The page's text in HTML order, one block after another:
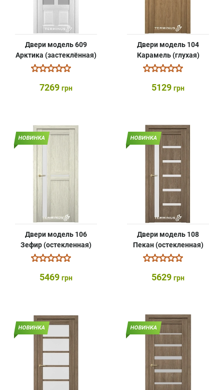
Двери модель 609
Арктика (застеклённая)
7269 грн
Двери модель 104
Карамель (глухая)
5129 грн
НОВИНКА
Двери модель 106
Зефир (остекленная)
5469 грн
НОВИНКА
Двери модель 108
Пекан (остекленная)
5629 грн
НОВИНКА НОВИНКА